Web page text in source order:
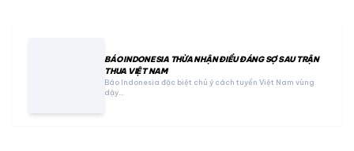
BÁO INDONESIA THỪA NHẬN ĐIỀU ĐÁNG SỢ SAU TRẬN
THUA VIỆT NAM
Báo Indonesia đặc biệt chú ý cách tuyển Việt Nam vùng
dậy…